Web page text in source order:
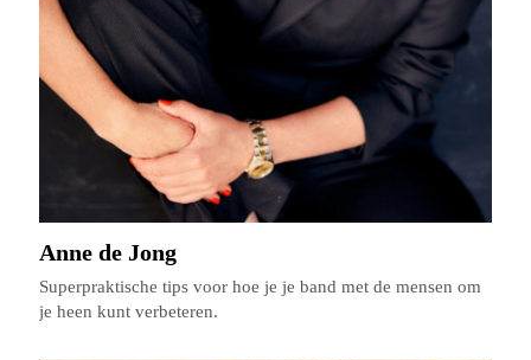
Anne de Jong
Superpraktische tips voor hoe je je band met de mensen om
je heen kunt verbeteren.